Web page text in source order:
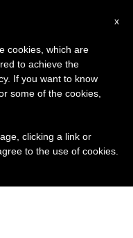
x
cookies, which are
to achieve the
If you want to know
some of the cookies,
clicking a link or
to the use of cookies.